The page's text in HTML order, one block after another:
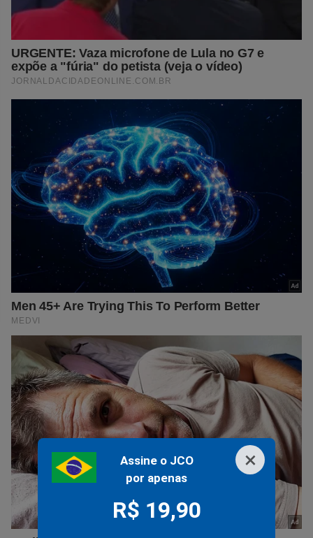
×
Assine o JCO
por apenas
R$ 19,90